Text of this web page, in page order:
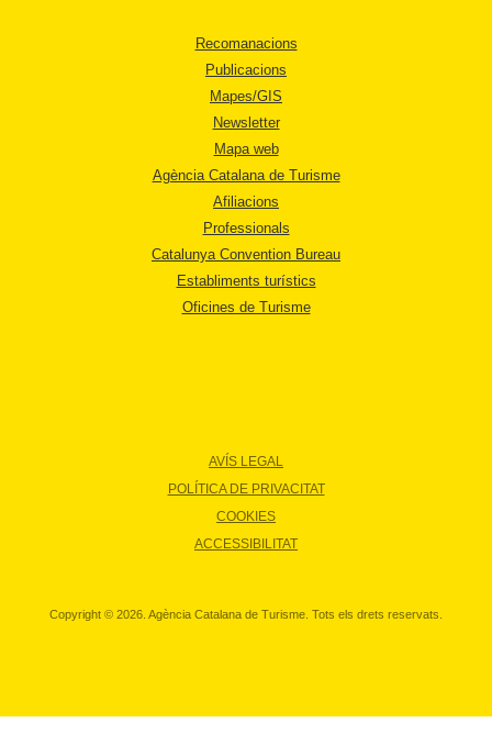
Recomanacions
Publicacions
Mapes/GIS
Newsletter
Mapa web
Agència Catalana de Turisme
Afiliacions
Professionals
Catalunya Convention Bureau
Establiments turístics
Oficines de Turisme
AVÍS LEGAL
POLÍTICA DE PRIVACITAT
COOKIES
ACCESSIBILITAT
Copyright © 2026. Agència Catalana de Turisme. Tots els drets reservats.